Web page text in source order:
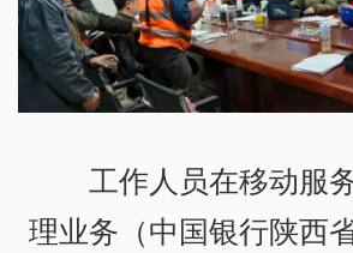
工作人员在移动服
理业务（中国银行陕西